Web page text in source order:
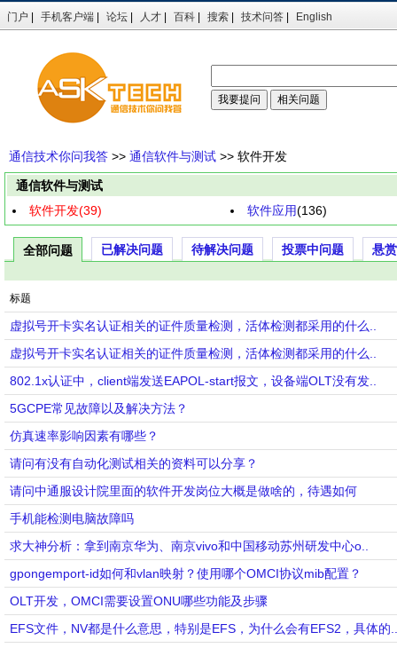
门户 手机客户端 论坛 人才 百科 搜索 技术问答 English
通信技术你问我答 >> 通信软件与测试 >> 软件开发
通信软件与测试
软件开发(39)
软件应用(136)
全部问题 已解决问题 待解决问题 投票中问题 悬
标题
虚拟号开卡实名认证相关的证件质量检测，活体检测都采用的什么..
虚拟号开卡实名认证相关的证件质量检测，活体检测都采用的什么..
802.1x认证中，client端发送EAPOL-start报文，设备端OLT没有发..
5GCPE常见故障以及解决方法？
仿真速率影响因素有哪些？
请问有没有自动化测试相关的资料可以分享？
请问中通服设计院里面的软件开发岗位大概是做啥的，待遇如何
手机能检测电脑故障吗
求大神分析：拿到南京华为、南京vivo和中国移动苏州研发中心o..
gpongemport-id如何和vlan映射？使用哪个OMCI协议mib配置？
OLT开发，OMCI需要设置ONU哪些功能及步骤
EFS文件，NV都是什么意思，特别是EFS，为什么会有EFS2，具体的..